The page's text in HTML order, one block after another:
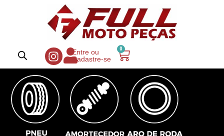
Entre ou
Cadastre-se
0